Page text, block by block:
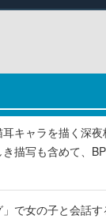
耳キャラを描く深
描写も含めて、
」で女の子と会話